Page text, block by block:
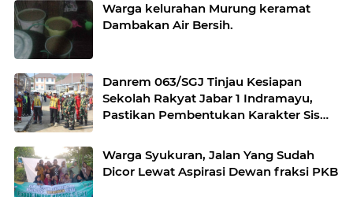
Warga kelurahan Murung keramat
Dambakan Air Bersih.
Danrem 063/SGJ Tinjau Kesiapan
Sekolah Rakyat Jabar 1 Indramayu,
Pastikan Pembentukan Karakter Siswa
Warga Syukuran, Jalan Yang Sudah
Dicor Lewat Aspirasi Dewan fraksi PKB